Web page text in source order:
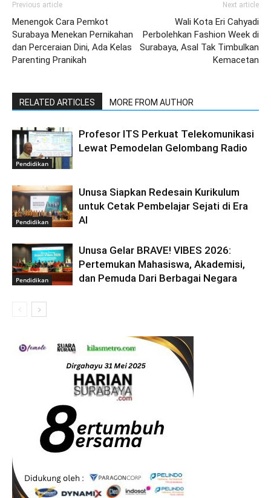
Previous article
Menengok Cara Pemkot
Surabaya Menekan Pernikahan
dan Perceraian Dini, Ada Kelas
Parenting Pranikah
Next article
Wali Kota Eri Cahyadi
Perbolehkan Fashion Week di
Surabaya, Asal Tak Timbulkan
Kemacetan
RELATED ARTICLES MORE FROM AUTHOR
Pendidikan
Profesor ITS Perkuat Telekomunikasi
Lewat Pemodelan Gelombang Radio
Pendidikan
Unusa Siapkan Redesain Kurikulum
untuk Cetak Pembelajar Sejati di Era
AI
Pendidikan
Unusa Gelar BRAVE! VIBES 2026:
Pertemukan Mahasiswa, Akademisi,
dan Pemuda Dari Berbagai Negara